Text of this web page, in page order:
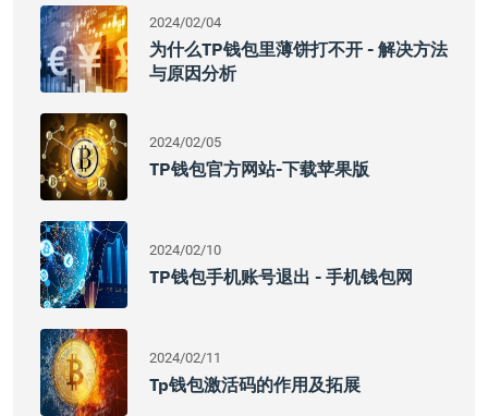
2024/02/04
为什么TP钱包里薄饼打不开 - 解决方法
与原因分析
2024/02/05
TP钱包官方网站-下载苹果版
2024/02/10
TP钱包手机账号退出 - 手机钱包网
2024/02/11
Tp钱包激活码的作用及拓展